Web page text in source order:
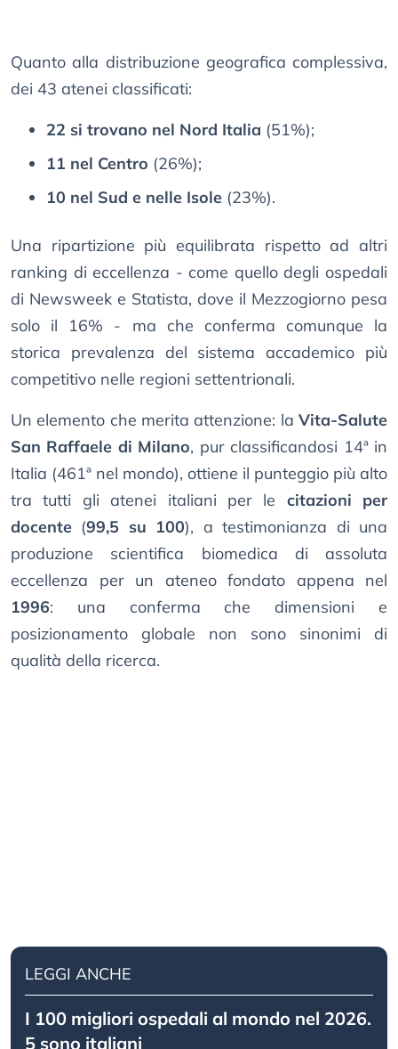
Quanto alla distribuzione geografica complessiva,
dei 43 atenei classificati:
22 si trovano nel Nord Italia (51%);
11 nel Centro (26%);
10 nel Sud e nelle Isole (23%).
Una ripartizione più equilibrata rispetto ad altri
ranking di eccellenza - come quello degli ospedali
di Newsweek e Statista, dove il Mezzogiorno pesa
solo il 16% - ma che conferma comunque la
storica prevalenza del sistema accademico più
competitivo nelle regioni settentrionali.
Un elemento che merita attenzione: la Vita-Salute
San Raffaele di Milano, pur classificandosi 14ª in
Italia (461ª nel mondo), ottiene il punteggio più alto
tra tutti gli atenei italiani per le citazioni per
docente (99,5 su 100), a testimonianza di una
produzione scientifica biomedica di assoluta
eccellenza per un ateneo fondato appena nel
1996: una conferma che dimensioni e
posizionamento globale non sono sinonimi di
qualità della ricerca.
LEGGI ANCHE
I 100 migliori ospedali al mondo nel 2026.
5 sono italiani